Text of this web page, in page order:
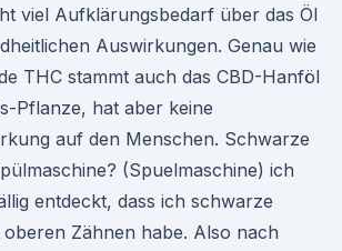
viel Aufklärungsbedarf über das Öl
Auswirkungen. Genau wie
THC stammt auch das CBD-Hanföl
Pflanze, hat aber keine
auf den Menschen. Schwarze
(Spuelmaschine) ich
entdeckt, dass ich schwarze
Zähnen habe. Also nach